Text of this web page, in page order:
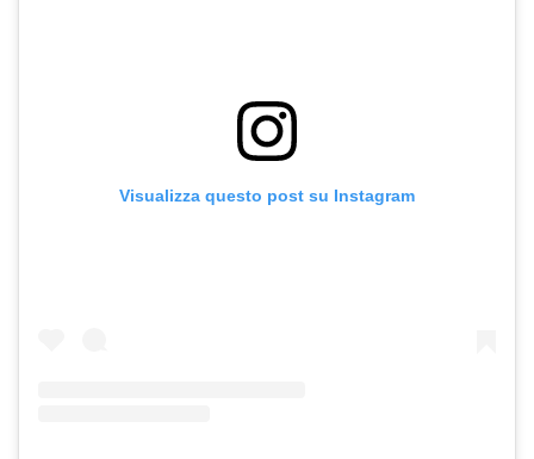
Visualizza questo post su Instagram